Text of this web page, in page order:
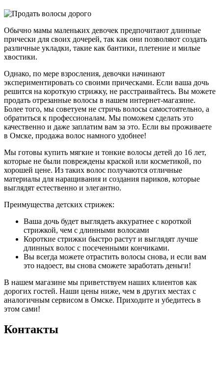
Обычно мамы маленьких девочек предпочитают длинные
прически для своих дочерей, так как они позволяют создать
различные укладки, такие как бантики, плетение и милые
хвостики.
Однако, по мере взросления, девочки начинают
экспериментировать со своими прическами. Если ваша дочь
решится на короткую стрижку, не расстраивайтесь. Вы можете
продать отрезанные волосы в нашем интернет-магазине.
Более того, мы советуем не стричь волосы самостоятельно, а
обратиться к профессионалам. Мы поможем сделать это
качественно и даже заплатим вам за это. Если вы проживаете
в Омске, продажа волос намного удобнее!
Мы готовы купить мягкие и тонкие волосы детей до 16 лет,
которые не были повреждены краской или косметикой, по
хорошей цене. Из таких волос получаются отличные
материалы для наращивания и создания париков, которые
выглядят естественно и элегантно.
Преимущества детских стрижек:
Ваша дочь будет выглядеть аккуратнее с короткой
стрижкой, чем с длинными волосами
Короткие стрижки быстро растут и выглядят лучше
длинных волос с посеченными кончиками.
Вы всегда можете отрастить волосы снова, и если вам
это надоест, вы снова сможете заработать деньги!
В нашем магазине мы приветствуем наших клиентов как
дорогих гостей. Наши цены ниже, чем в других местах с
аналогичным сервисом в Омске. Приходите и убедитесь в
этом сами!
Контакты